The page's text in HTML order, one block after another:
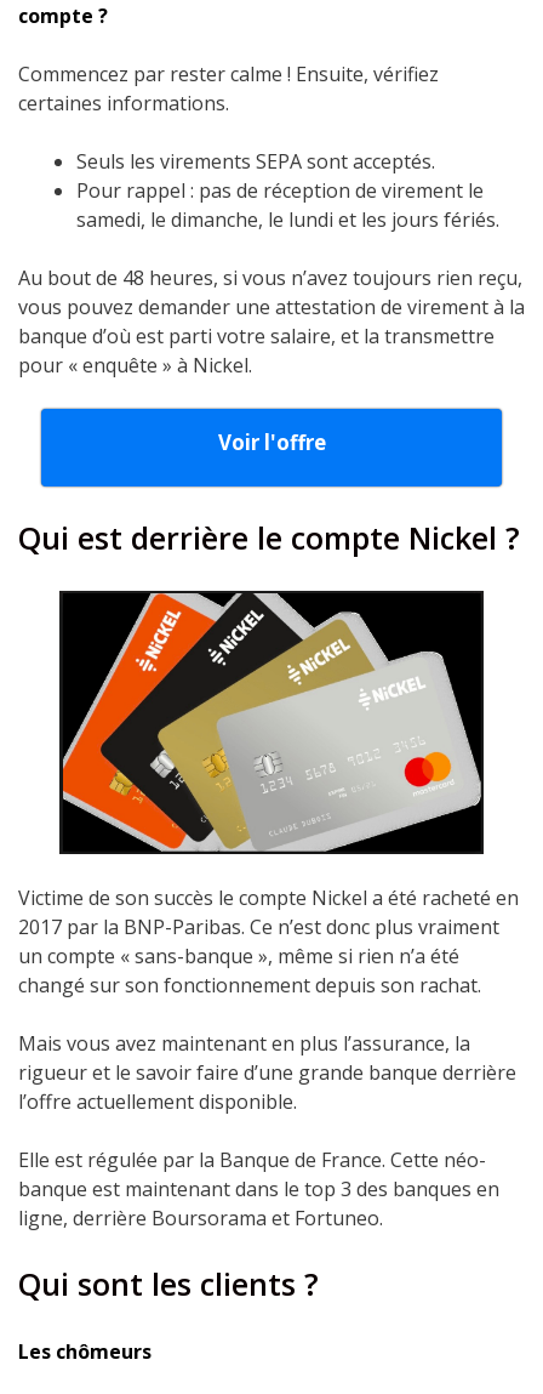
compte ?
Commencez par rester calme ! Ensuite, vérifiez
certaines informations.
Seuls les virements SEPA sont acceptés.
Pour rappel : pas de réception de virement le
samedi, le dimanche, le lundi et les jours fériés.
Au bout de 48 heures, si vous n’avez toujours rien reçu,
vous pouvez demander une attestation de virement à la
banque d’où est parti votre salaire, et la transmettre
pour « enquête » à Nickel.
Voir l'offre
Qui est derrière le compte Nickel ?
Victime de son succès le compte Nickel a été racheté en
2017 par la BNP-Paribas. Ce n’est donc plus vraiment
un compte « sans-banque », même si rien n’a été
changé sur son fonctionnement depuis son rachat.
Mais vous avez maintenant en plus l’assurance, la
rigueur et le savoir faire d’une grande banque derrière
l’offre actuellement disponible.
Elle est régulée par la Banque de France. Cette néo-
banque est maintenant dans le top 3 des banques en
ligne, derrière Boursorama et Fortuneo.
Qui sont les clients ?
Les chômeurs